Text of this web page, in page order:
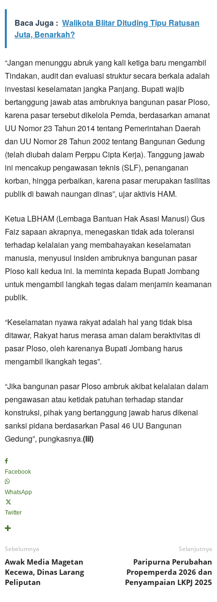
Baca Juga : Walikota Blitar Dituding Tipu Ratusan
Juta, Benarkah?
“Jangan menunggu abruk yang kali ketiga baru mengambil
Tindakan, audit dan evaluasi struktur secara berkala adalah
investasi keselamatan jangka Panjang. Bupati wajib
bertanggung jawab atas ambruknya bangunan pasar Ploso,
karena pasar tersebut dikelola Pemda, berdasarkan amanat
UU Nomor 23 Tahun 2014 tentang Pemerintahan Daerah
dan UU Nomor 28 Tahun 2002 tentang Bangunan Gedung
(telah diubah dalam Perppu Cipta Kerja). Tanggung jawab
ini mencakup pengawasan teknis (SLF), penanganan
korban, hingga perbaikan, karena pasar merupakan fasilitas
publik di bawah naungan dinas”, ujar aktivis HAM.
Ketua LBHAM (Lembaga Bantuan Hak Asasi Manusi) Gus
Faiz sapaan akrapnya, menegaskan tidak ada toleransi
terhadap kelalaian yang membahayakan keselamatan
manusia, menyusul insiden ambruknya bangunan pasar
Ploso kali kedua ini. Ia meminta kepada Bupati Jombang
untuk mengambil langkah tegas dalam menjamin keamanan
publik.
“Keselamatan nyawa rakyat adalah hal yang tidak bisa
ditawar, Rakyat harus merasa aman dalam beraktivitas di
pasar Ploso, oleh karenanya Bupati Jombang harus
mengambil lkangkah tegas”.
“Jika bangunan pasar Ploso ambruk akibat kelalaian dalam
pengawasan atau ketidak patuhan terhadap standar
konstruksi, pihak yang bertanggung jawab harus dikenai
sanksi pidana berdasarkan Pasal 46 UU Bangunan
Gedung”, pungkasnya.(lil)
Facebook
WhatsApp
Twitter
Sebelumnya
Awak Media Magetan
Kecewa, Dinas Larang
Peliputan
Selanjutnya
Paripurna Perubahan
Propemperda 2026 dan
Penyampaian LKPJ 2025